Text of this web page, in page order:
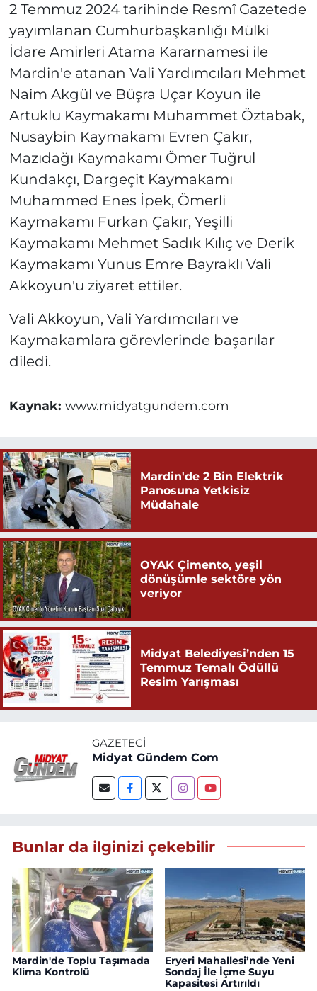
2 Temmuz 2024 tarihinde Resmî Gazetede
yayımlanan Cumhurbaşkanlığı Mülki
İdare Amirleri Atama Kararnamesi ile
Mardin'e atanan Vali Yardımcıları Mehmet
Naim Akgül ve Büşra Uçar Koyun ile
Artuklu Kaymakamı Muhammet Öztabak,
Nusaybin Kaymakamı Evren Çakır,
Mazıdağı Kaymakamı Ömer Tuğrul
Kundakçı, Dargeçit Kaymakamı
Muhammed Enes İpek, Ömerli
Kaymakamı Furkan Çakır, Yeşilli
Kaymakamı Mehmet Sadık Kılıç ve Derik
Kaymakamı Yunus Emre Bayraklı Vali
Akkoyun'u ziyaret ettiler.
Vali Akkoyun, Vali Yardımcıları ve
Kaymakamlara görevlerinde başarılar
diledi.
Kaynak: www.midyatgundem.com
Mardin'de 2 Bin Elektrik
Panosuna Yetkisiz
Müdahale
OYAK Çimento, yeşil
dönüşümle sektöre yön
veriyor
Midyat Belediyesi’nden 15
Temmuz Temalı Ödüllü
Resim Yarışması
GAZETECI
Midyat Gündem Com
Bunlar da ilginizi çekebilir
Mardin'de Toplu Taşımada
Klima Kontrolü
Eryeri Mahallesi’nde Yeni
Sondaj İle İçme Suyu
Kapasitesi Artırıldı